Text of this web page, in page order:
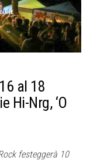
al 18
Hi-Nrg, ‘O
festeggerà 10